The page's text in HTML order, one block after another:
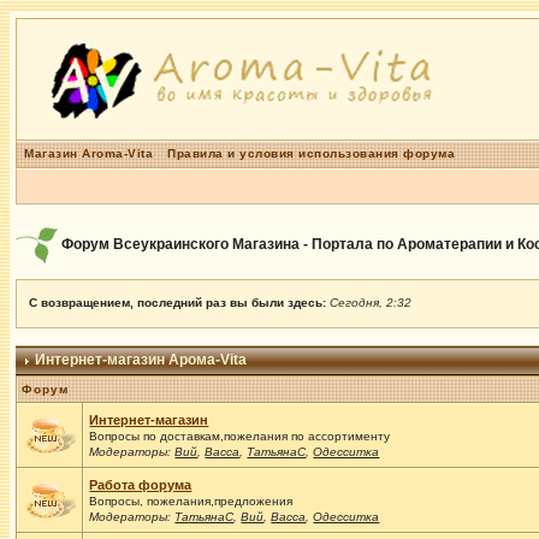
Магазин Aroma-Vita Правила и условия использования форума
Форум Всеукраинского Магазина - Портала по Ароматерапии и
С возвращением, последний раз вы были здесь:Сегодня, 2:32
Интернет-магазин Арома-Vita
Форум
Интернет-магазин
Вопросы по доставкам,пожелания по ассортименту
Модераторы:Вий ,Васса ТатьянаС ,Одесситка
Работа форума
Вопросы, пожелания,предложения
Модераторы: ТатьянаС ,Вий ,Васса ,Одесситка